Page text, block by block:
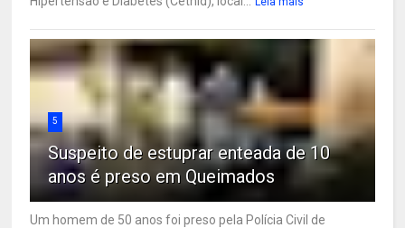
5
Suspeito de estuprar enteada de 10
anos é preso em Queimados
Um homem de 50 anos foi preso pela Polícia Civil de